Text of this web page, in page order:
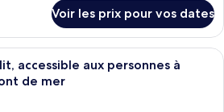
Voir les prix pour vos dates
Une chambre d’hôtel dotée d’un
accessible aux personnes à
de mer